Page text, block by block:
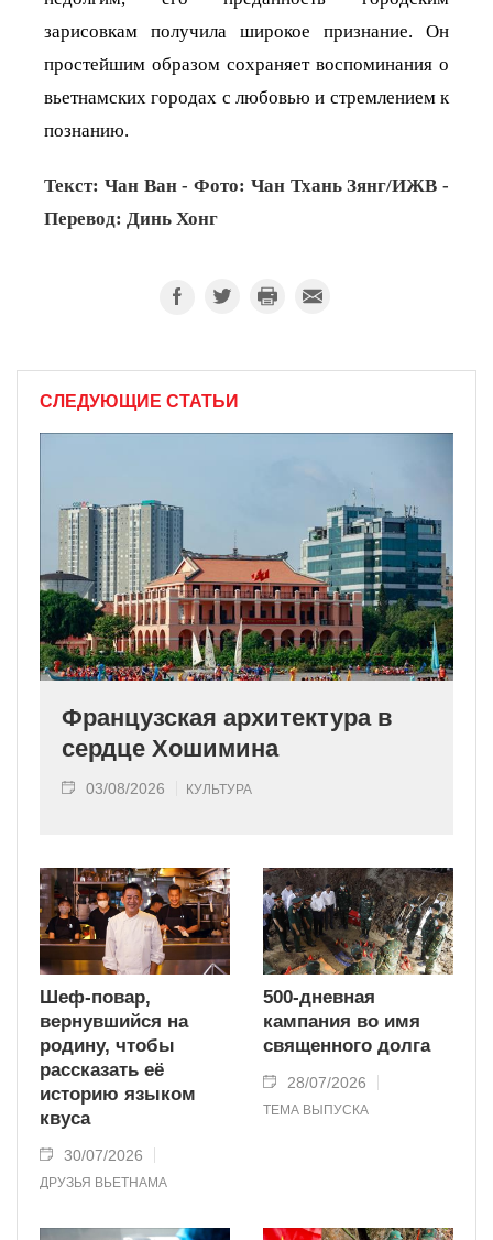
зарисовкам получила широкое признание. Он
простейшим образом сохраняет воспоминания о
вьетнамских городах с любовью и стремлением к
познанию.
Текст: Чан Ван - Фото: Чан Тхань Зянг/ИЖВ -
Перевод: Динь Хонг
СЛЕДУЮЩИЕ СТАТЬИ
Французская архитектура в
сердце Хошимина
03/08/2026 КУЛЬТУРА
Шеф-повар,
вернувшийся на
родину, чтобы
рассказать её
историю языком
квуса
30/07/2026
ДРУЗЬЯ ВЬЕТНАМА
500-дневная
кампания во имя
священного долга
28/07/2026
ТЕМА ВЫПУСКА